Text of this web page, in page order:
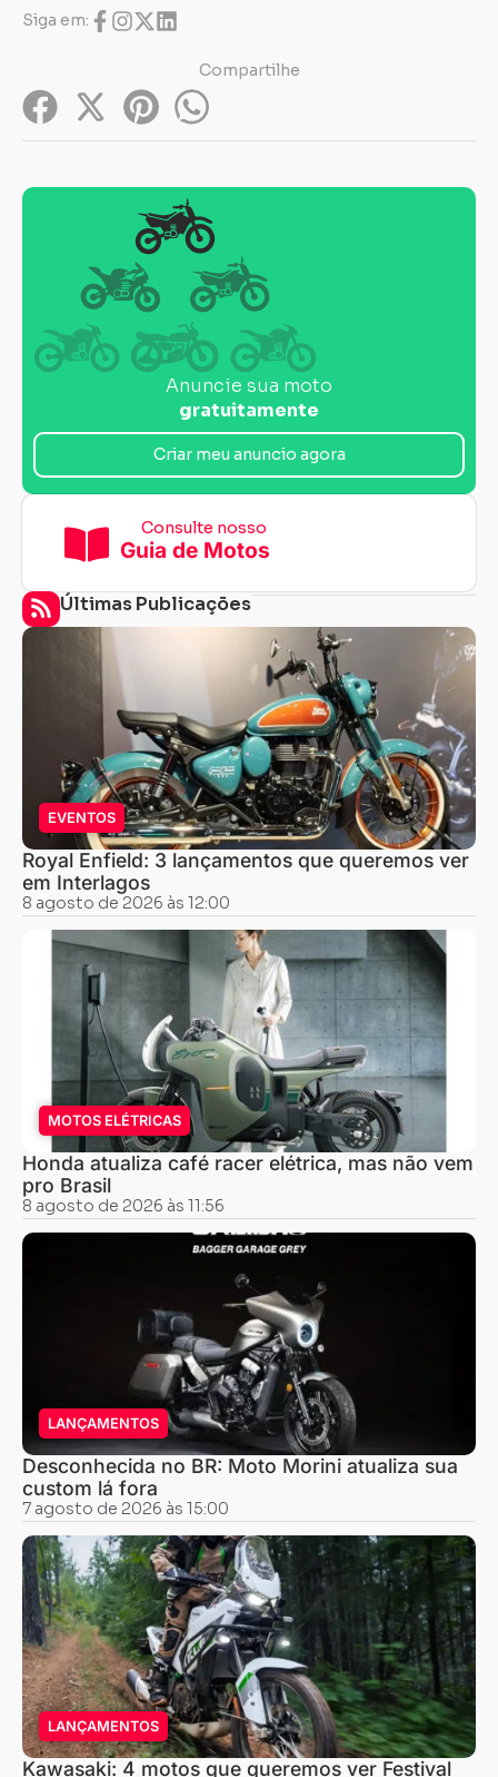
Siga em:
Compartilhe
Anuncie sua moto
gratuitamente
Criar meu anuncio agora
Consulte nosso
Guia de Motos
Últimas Publicações
EVENTOS
Royal Enfield: 3 lançamentos que queremos ver
em Interlagos
8 agosto de 2026 às 12:00
MOTOS ELÉTRICAS
Honda atualiza café racer elétrica, mas não vem
pro Brasil
8 agosto de 2026 às 11:56
LANÇAMENTOS
Desconhecida no BR: Moto Morini atualiza sua
custom lá fora
7 agosto de 2026 às 15:00
LANÇAMENTOS
Kawasaki: 4 motos que queremos ver Festival